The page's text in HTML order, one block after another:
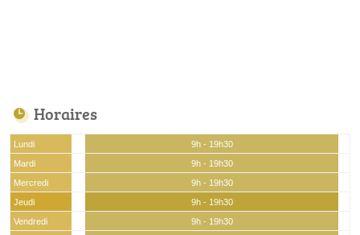
Horaires
Lundi
9h - 19h30
Mardi
9h - 19h30
Mercredi
9h - 19h30
Jeudi
9h - 19h30
Vendredi
9h - 19h30